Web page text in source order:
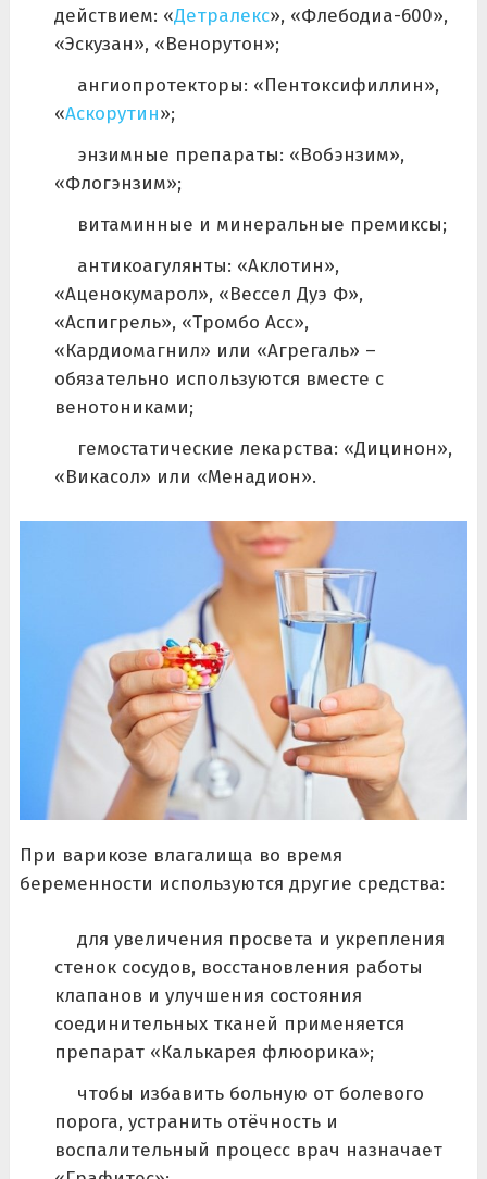
действием: «Детралекс», «Флебодиа-600»,
«Эскузан», «Венорутон»;
ангиопротекторы: «Пентоксифиллин»,
«Аскорутин»;
энзимные препараты: «Вобэнзим»,
«Флогэнзим»;
витаминные и минеральные премиксы;
антикоагулянты: «Аклотин»,
«Аценокумарол», «Вессел Дуэ Ф»,
«Аспигрель», «Тромбо Асс»,
«Кардиомагнил» или «Агрегаль» –
обязательно используются вместе с
венотониками;
гемостатические лекарства: «Дицинон»,
«Викасол» или «Менадион».
При варикозе влагалища во время
беременности используются другие средства:
для увеличения просвета и укрепления
стенок сосудов, восстановления работы
клапанов и улучшения состояния
соединительных тканей применяется
препарат «Калькарея флюорика»;
чтобы избавить больную от болевого
порога, устранить отёчность и
воспалительный процесс врач назначает